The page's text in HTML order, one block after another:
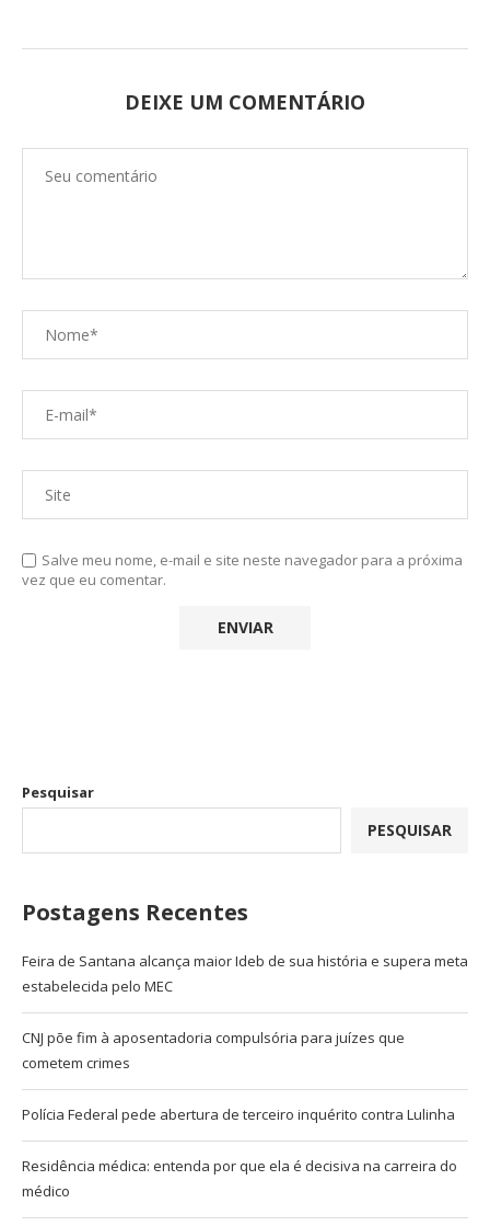
DEIXE UM COMENTÁRIO
Salve meu nome, e-mail e site neste navegador para a próxima
vez que eu comentar.
Pesquisar
PESQUISAR
Postagens Recentes
Feira de Santana alcança maior Ideb de sua história e supera meta
estabelecida pelo MEC
CNJ põe fim à aposentadoria compulsória para juízes que
cometem crimes
Polícia Federal pede abertura de terceiro inquérito contra Lulinha
Residência médica: entenda por que ela é decisiva na carreira do
médico